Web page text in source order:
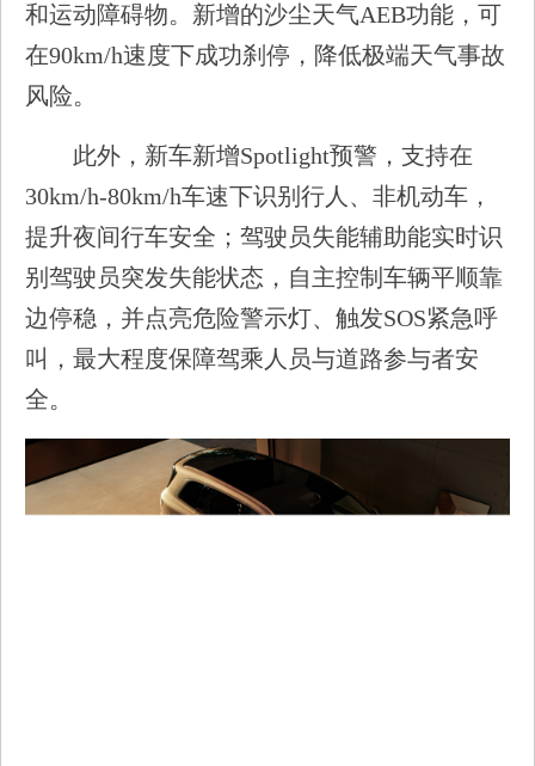
和运动障碍物。新增的沙尘天气AEB功能，可
在90km/h速度下成功刹停，降低极端天气事故
风险。
此外，新车新增Spotlight预警，支持在
30km/h-80km/h车速下识别行人、非机动车，
提升夜间行车安全；驾驶员失能辅助能实时识
别驾驶员突发失能状态，自主控制车辆平顺靠
边停稳，并点亮危险警示灯、触发SOS紧急呼
叫，最大程度保障驾乘人员与道路参与者安
全。